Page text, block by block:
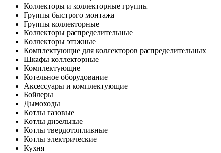
Коллекторы и коллекторные группы
Группы быстрого монтажа
Группы коллекторные
Коллекторы распределительные
Коллекторы этажные
Комплектующие для коллекторов распределительных
Шкафы коллекторные
Комплектующие
Котельное оборудование
Аксессуары и комплектующие
Бойлеры
Дымоходы
Котлы газовые
Котлы дизельные
Котлы твердотопливные
Котлы электрические
Кухня